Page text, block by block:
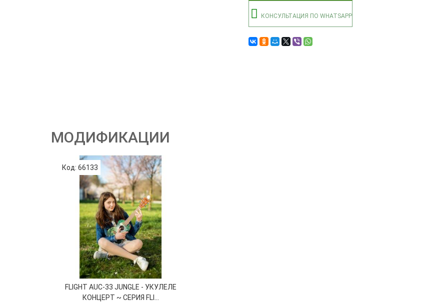
КОНСУЛЬТАЦИЯ ПО WHATSAPP
МОДИФИКАЦИИ
Код: 66133
FLIGHT AUC-33 JUNGLE - УКУЛЕЛЕ
КОНЦЕРТ ~ СЕРИЯ FLI...